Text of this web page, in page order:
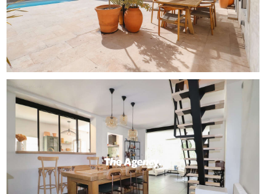
domotique.
Tableau électrique aux normes.
Un studio indépendant de 28.15m² complète ce bien.
Pas de copropriété.
Taxe foncière : 2 670.00 /an
' THE AGENCY IMMO, la méthode pour une transaction
réussie '